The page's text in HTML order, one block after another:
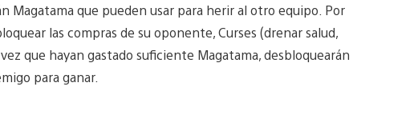
Magatama que pueden usar para herir al otro equipo. Por
las compras de su oponente, Curses (drenar salud,
que hayan gastado suficiente Magatama, desbloquearán
para ganar.